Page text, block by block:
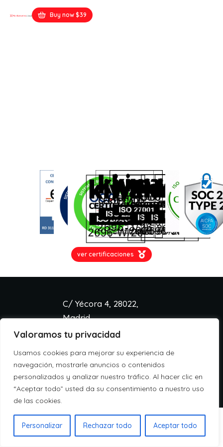
Valoramos tu privacidad
Usamos cookies para mejorar su experiencia de
navegación, mostrarle anuncios o contenidos
personalizados y analizar nuestro tráfico. Al hacer clic en
“Aceptar todo” usted da su consentimiento a nuestro uso
de las cookies.
Personalizar Rechazar todo Aceptar todo
Buy now $39
ver certificaciones
C/ Yécora 4, 28022,
Madrid
info@aspa.cloud
+34 918 333 233
Aviso legal
Política de cookies
Política de privacidad